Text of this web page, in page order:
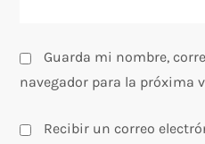
Guarda mi nombre,
navegador para la próxima
Recibir un correo